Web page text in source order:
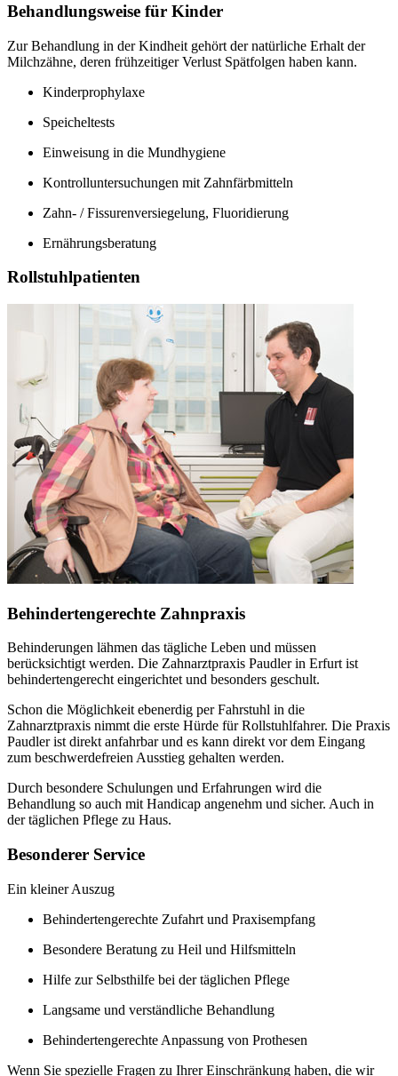
Behandlungsweise für Kinder
Zur Behandlung in der Kindheit gehört der natürliche Erhalt der
Milchzähne, deren frühzeitiger Verlust Spätfolgen haben kann.
Kinderprophylaxe
Speicheltests
Einweisung in die Mundhygiene
Kontrolluntersuchungen mit Zahnfärbmitteln
Zahn- / Fissurenversiegelung, Fluoridierung
Ernährungsberatung
Rollstuhlpatienten
Behindertengerechte Zahnpraxis
Behinderungen lähmen das tägliche Leben und müssen
berücksichtigt werden. Die Zahnarztpraxis Paudler in Erfurt ist
behindertengerecht eingerichtet und besonders geschult.
Schon die Möglichkeit ebenerdig per Fahrstuhl in die
Zahnarztpraxis nimmt die erste Hürde für Rollstuhlfahrer. Die Praxis
Paudler ist direkt anfahrbar und es kann direkt vor dem Eingang
zum beschwerdefreien Ausstieg gehalten werden.
Durch besondere Schulungen und Erfahrungen wird die
Behandlung so auch mit Handicap angenehm und sicher. Auch in
der täglichen Pflege zu Haus.
Besonderer Service
Ein kleiner Auszug
Behindertengerechte Zufahrt und Praxisempfang
Besondere Beratung zu Heil und Hilfsmitteln
Hilfe zur Selbsthilfe bei der täglichen Pflege
Langsame und verständliche Behandlung
Behindertengerechte Anpassung von Prothesen
Wenn Sie spezielle Fragen zu Ihrer Einschränkung haben, die wir